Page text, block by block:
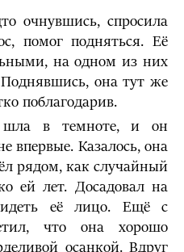
очнувшись, спросила
помог подняться. Её
на одном из них
она тут же
поблагодарив.
шла в темноте, и он
впервые. Казалось, она
рядом, как случайный
ей лет. Досадовал на
её лицо. Ещё с
что она хорошо
осанкой. Вдруг